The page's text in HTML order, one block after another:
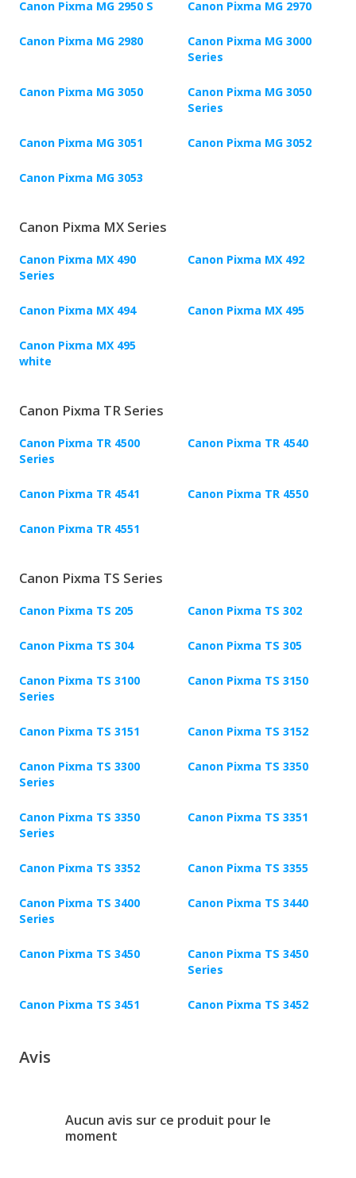
Canon Pixma MG 2950 S Canon Pixma MG 2970
Canon Pixma MG 2980
Canon Pixma MG 3000
Series
Canon Pixma MG 3050
Canon Pixma MG 3050
Series
Canon Pixma MG 3051 Canon Pixma MG 3052
Canon Pixma MG 3053
Canon Pixma MX Series
Canon Pixma MX 490
Series
Canon Pixma MX 492
Canon Pixma MX 494 Canon Pixma MX 495
Canon Pixma MX 495
white
Canon Pixma TR Series
Canon Pixma TR 4500
Series
Canon Pixma TR 4540
Canon Pixma TR 4541 Canon Pixma TR 4550
Canon Pixma TR 4551
Canon Pixma TS Series
Canon Pixma TS 205 Canon Pixma TS 302
Canon Pixma TS 304 Canon Pixma TS 305
Canon Pixma TS 3100
Series
Canon Pixma TS 3150
Canon Pixma TS 3151 Canon Pixma TS 3152
Canon Pixma TS 3300
Series
Canon Pixma TS 3350
Canon Pixma TS 3350
Series
Canon Pixma TS 3351
Canon Pixma TS 3352 Canon Pixma TS 3355
Canon Pixma TS 3400
Series
Canon Pixma TS 3440
Canon Pixma TS 3450
Canon Pixma TS 3450
Series
Canon Pixma TS 3451 Canon Pixma TS 3452
Avis
Aucun avis sur ce produit pour le
moment